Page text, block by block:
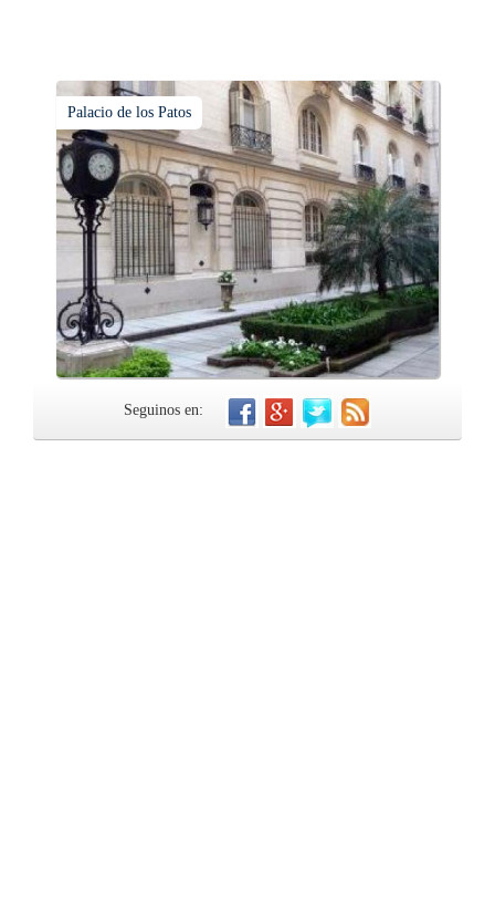
Palacio de los Patos
Seguinos en: